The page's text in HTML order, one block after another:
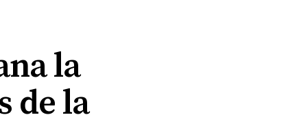
la
de la